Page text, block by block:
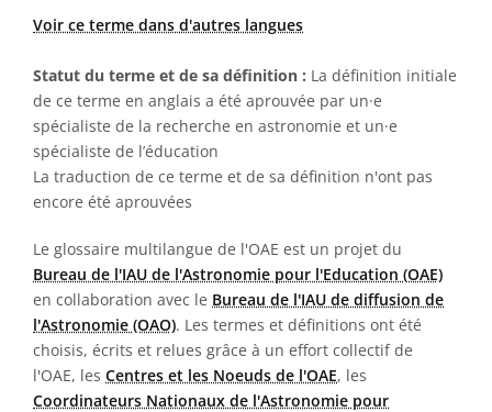
Voir ce terme dans d'autres langues
Statut du terme et de sa définition : La définition initiale
de ce terme en anglais a été aprouvée par un·e
spécialiste de la recherche en astronomie et un·e
spécialiste de l’éducation
La traduction de ce terme et de sa définition n'ont pas
encore été aprouvées
Le glossaire multilangue de l'OAE est un projet du
Bureau de l'IAU de l'Astronomie pour l'Education (OAE)
en collaboration avec le Bureau de l'IAU de diffusion de
l'Astronomie (OAO). Les termes et définitions ont été
choisis, écrits et relues grâce à un effort collectif de
l'OAE, les Centres et les Noeuds de l'OAE, les
Coordinateurs Nationaux de l'Astronomie pour